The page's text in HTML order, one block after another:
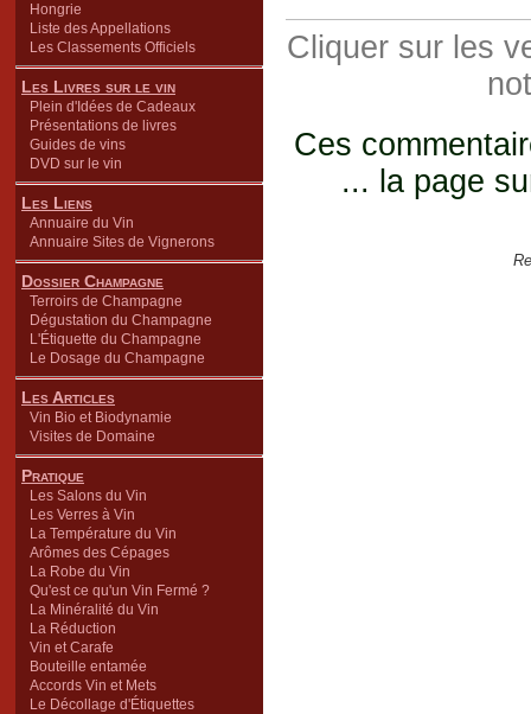
Hongrie
Liste des Appellations
Les Classements Officiels
Les Livres sur le vin
Plein d'Idées de Cadeaux
Présentations de livres
Guides de vins
DVD sur le vin
Les Liens
Annuaire du Vin
Annuaire Sites de Vignerons
Dossier Champagne
Terroirs de Champagne
Dégustation du Champagne
L'Étiquette du Champagne
Le Dosage du Champagne
Les Articles
Vin Bio et Biodynamie
Visites de Domaine
Pratique
Les Salons du Vin
Les Verres à Vin
La Température du Vin
Arômes des Cépages
La Robe du Vin
Qu'est ce qu'un Vin Fermé ?
La Minéralité du Vin
La Réduction
Vin et Carafe
Bouteille entamée
Accords Vin et Mets
Le Décollage d'Étiquettes
Cliquer sur les
Ces
... la page